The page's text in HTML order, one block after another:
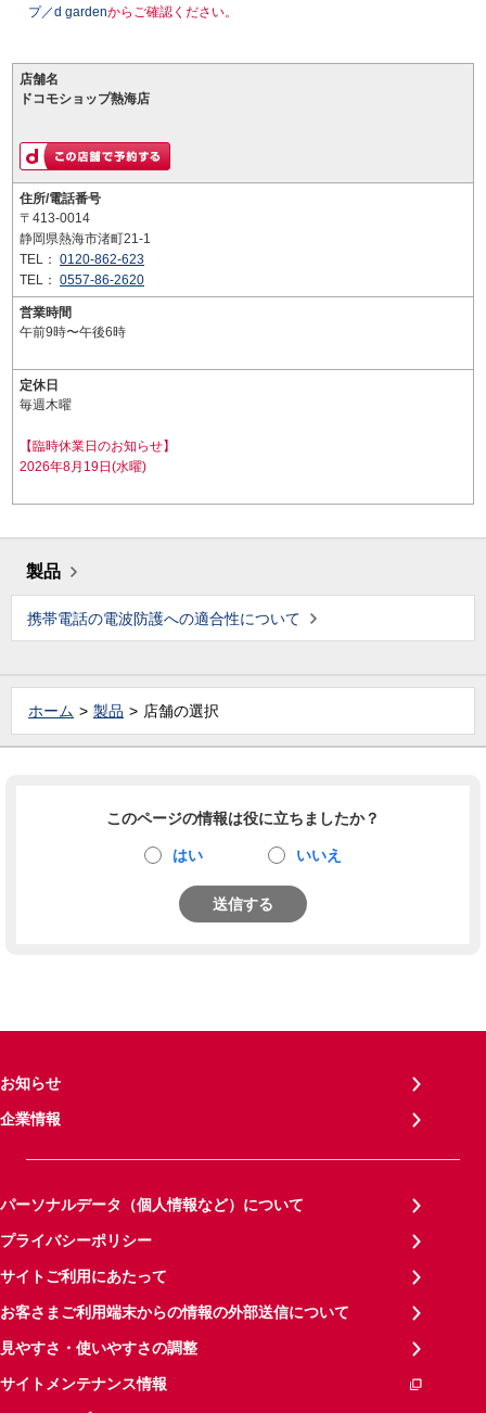
プ／d gardenからご確認ください。
店舗名
ドコモショップ熱海店
住所/電話番号
〒413-0014
静岡県熱海市渚町21-1
TEL： 0120-862-623
TEL： 0557-86-2620
営業時間
午前9時〜午後6時
定休日
毎週木曜
【臨時休業日のお知らせ】
2026年8月19日(水曜)
製品
携帯電話の電波防護への適合性について
ホーム 製品 店舗の選択
このページの情報は役に立ちましたか？
はい いいえ
送信する
お知らせ
企業情報
パーソナルデータ（個人情報など）について
プライバシーポリシー
サイトご利用にあたって
お客さまご利用端末からの情報の外部送信について
見やすさ・使いやすさの調整
サイトメンテナンス情報